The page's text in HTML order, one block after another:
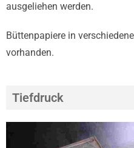
ausgeliehen werden.
Büttenpapiere in
vorhanden.
Tiefdruck